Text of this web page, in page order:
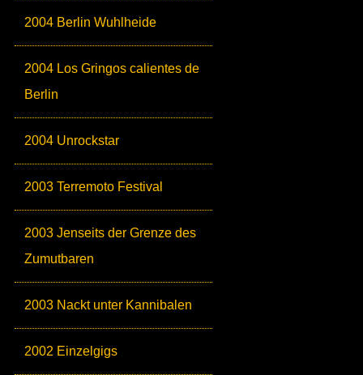
2004 Berlin Wuhlheide
2004 Los Gringos calientes de
Berlin
2004 Unrockstar
2003 Terremoto Festival
2003 Jenseits der Grenze des
Zumutbaren
2003 Nackt unter Kannibalen
2002 Einzelgigs